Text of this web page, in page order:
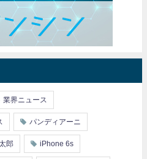
業界ニュース
パンディアーニ
郎 iPhone 6s